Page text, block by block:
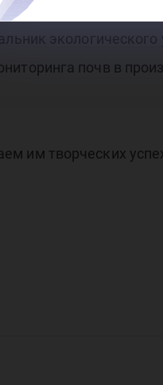
почв в
им творческих